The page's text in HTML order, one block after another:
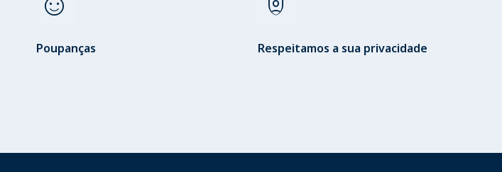
Poupanças Respeitamos a sua privacidade